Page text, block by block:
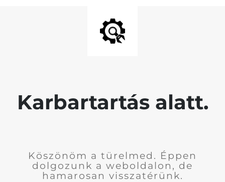
Karbartartás alatt.
Köszönöm a türelmed. Éppen
dolgozunk a weboldalon, de
hamarosan visszatérünk.